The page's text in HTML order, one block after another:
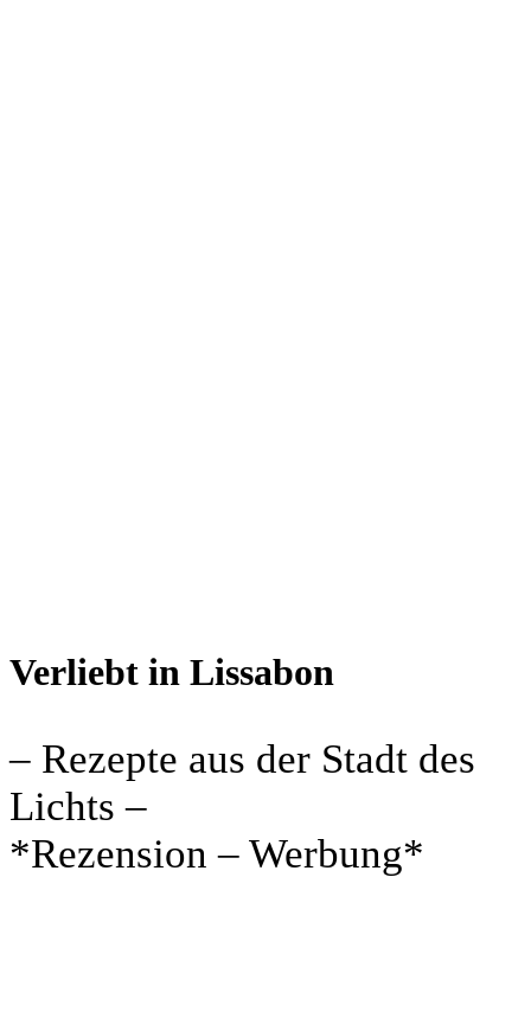
Verliebt in Lissabon
– Rezepte aus der Stadt des
Lichts –
*Rezension – Werbung*